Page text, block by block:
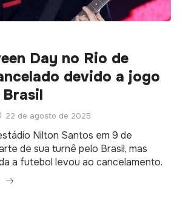
Day no Rio de
devido a jogo
22 de agosto de 2025
Nilton Santos em 9 de
de sua turnê pelo Brasil, mas
a futebol levou ao cancelamento.